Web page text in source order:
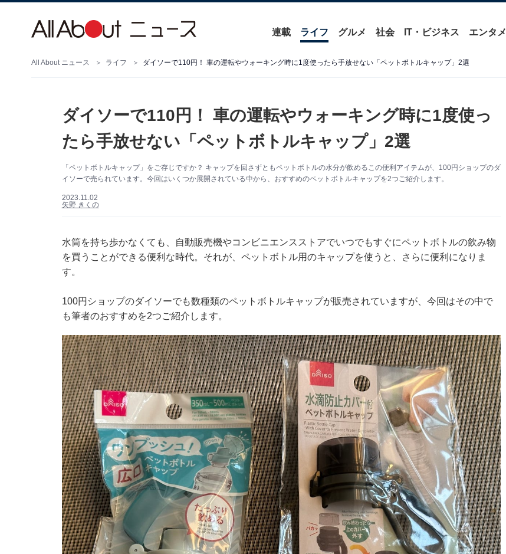
連載 ライフ グルメ 社会 IT・ビジネス エンタメ
All About ニュース ライフ ダイソーで110円！ 車の運転やウォーキング時に1度使ったら手放せない「ペットボトルキャップ」2選
ダイソーで110円！ 車の運転やウォーキング時に1度使っ
たら手放せない「ペットボトルキャップ」2選
「ペットボトルキャップ」をご存じですか？ キャップを回さずともペットボトルの水分が飲めるこの便利アイテムが、100円ショップのダ
イソーで売られています。今回はいくつか展開されている中から、おすすめのペットボトルキャップを2つご紹介します。
2023.11.02
矢野 きくの
水筒を持ち歩かなくても、自動販売機やコンビニエンスストアでいつでもすぐにペットボトルの飲み物
を買うことができる便利な時代。それが、ペットボトル用のキャップを使うと、さらに便利になりま
す。
100円ショップのダイソーでも数種類のペットボトルキャップが販売されていますが、今回はその中で
も筆者のおすすめを2つご紹介します。